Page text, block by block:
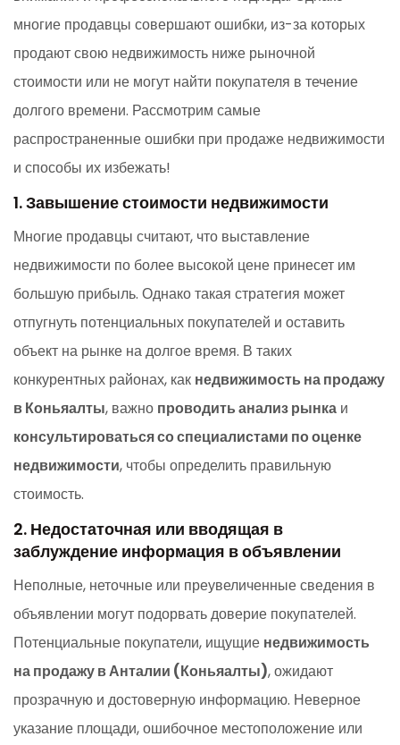
многие продавцы совершают ошибки, из-за которых
продают свою недвижимость ниже рыночной
стоимости или не могут найти покупателя в течение
долгого времени. Рассмотрим самые
распространенные ошибки при продаже недвижимости
и способы их избежать!
1. Завышение стоимости недвижимости
Многие продавцы считают, что выставление
недвижимости по более высокой цене принесет им
большую прибыль. Однако такая стратегия может
отпугнуть потенциальных покупателей и оставить
объект на рынке на долгое время. В таких
конкурентных районах, как недвижимость на продажу
в Коньяалты, важно проводить анализ рынка и
консультироваться со специалистами по оценке
недвижимости, чтобы определить правильную
стоимость.
2. Недостаточная или вводящая в
заблуждение информация в объявлении
Неполные, неточные или преувеличенные сведения в
объявлении могут подорвать доверие покупателей.
Потенциальные покупатели, ищущие недвижимость
на продажу в Анталии (Коньяалты), ожидают
прозрачную и достоверную информацию. Неверное
указание площади, ошибочное местоположение или